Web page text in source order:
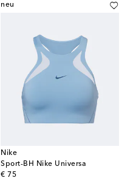
neu
Nike
Sport-BH Nike Universa
€ 75
original price